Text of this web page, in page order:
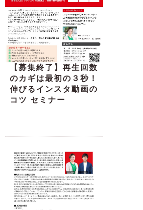
【募集終了】再生回数
のカギは最初の３秒！
伸びるインスタ動画の
コツ セミナー